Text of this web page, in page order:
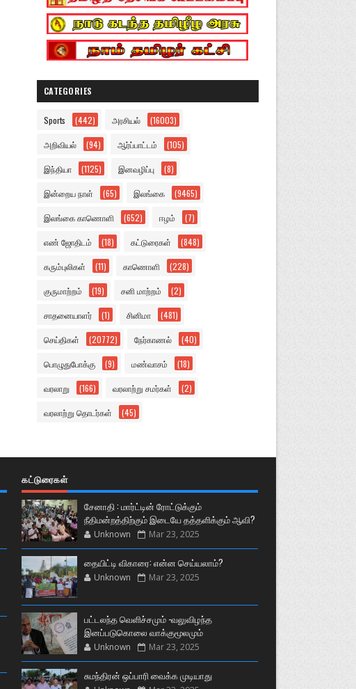
CATEGORIES
Sports (442) அரசியல் (16003)
அறிவியல் (94) ஆர்ப்பாட்டம் (105)
இந்தியா (1125) இனவழிப்பு (8)
இன்றைய நாள் (65) இலங்கை (9465)
இலங்கை காணொளி (652) ஈழம் (7)
எண் ஜோதிடம் (18) கட்டுரைகள் (848)
கரும்புலிகள் (11) காணொளி (228)
குருமாற்றம் (19) சனி மாற்றம் (2)
சாதனையாளர் (1) சினிமா (481)
செய்திகள் (20772) நேர்காணல் (40)
பொழுதுபோக்கு (9) மண்வாசம் (18)
வரலாறு (166) வரலாற்று சமர்கள் (2)
வரலாற்று தொடர்கள் (45)
கட்டுரைகள்
சேனாதி : மார்ட்டின் ரோட்டுக்கும்
நீதிமன்றத்திற்கும் இடையே தத்தளிக்கும் ஆவி?
Unknown Mar 23, 2025
தையிட்டி விகாரை: என்ன செய்யலாம்?
Unknown Mar 23, 2025
பட்டலந்த வெளிச்சமும் -வலுவிழந்த
இனப்படுகொலை வாக்குமூலமும்
Unknown Mar 23, 2025
சுமந்திரன் ஒப்பாரி வைக்க முடியாது